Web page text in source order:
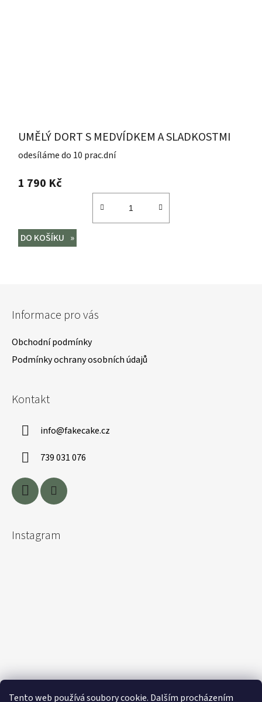
Tento web používá soubory cookie. Dalším procházením
UMĚLÝ DORT S MEDVÍDKEM A SLADKOSTMI
odesíláme do 10 prac.dní
1 790 Kč
DO KOŠÍKU
Informace pro vás
Obchodní podmínky
Podmínky ochrany osobních údajů
Kontakt
info@fakecake.cz
739 031 076
Instagram